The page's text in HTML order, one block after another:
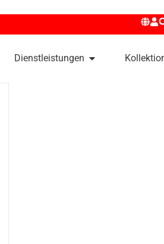
Dienstleistungen